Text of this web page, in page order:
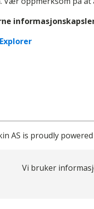
Explorer
AS is proudly
Vi bruker